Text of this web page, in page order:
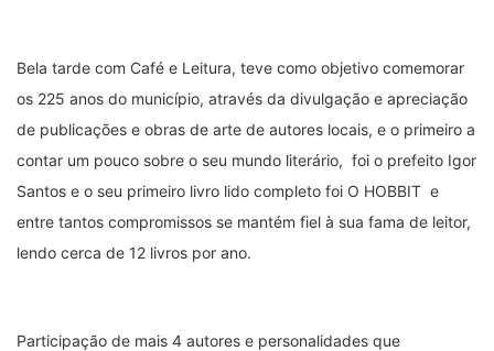
Bela tarde com Café e Leitura, teve como objetivo comemorar
os 225 anos do município, através da divulgação e apreciação
de publicações e obras de arte de autores locais, e o primeiro a
contar um pouco sobre o seu mundo literário, foi o prefeito Igor
Santos e o seu primeiro livro lido completo foi O HOBBIT e
entre tantos compromissos se mantém fiel à sua fama de leitor,
lendo cerca de 12 livros por ano.
Participação de mais 4 autores e personalidades que